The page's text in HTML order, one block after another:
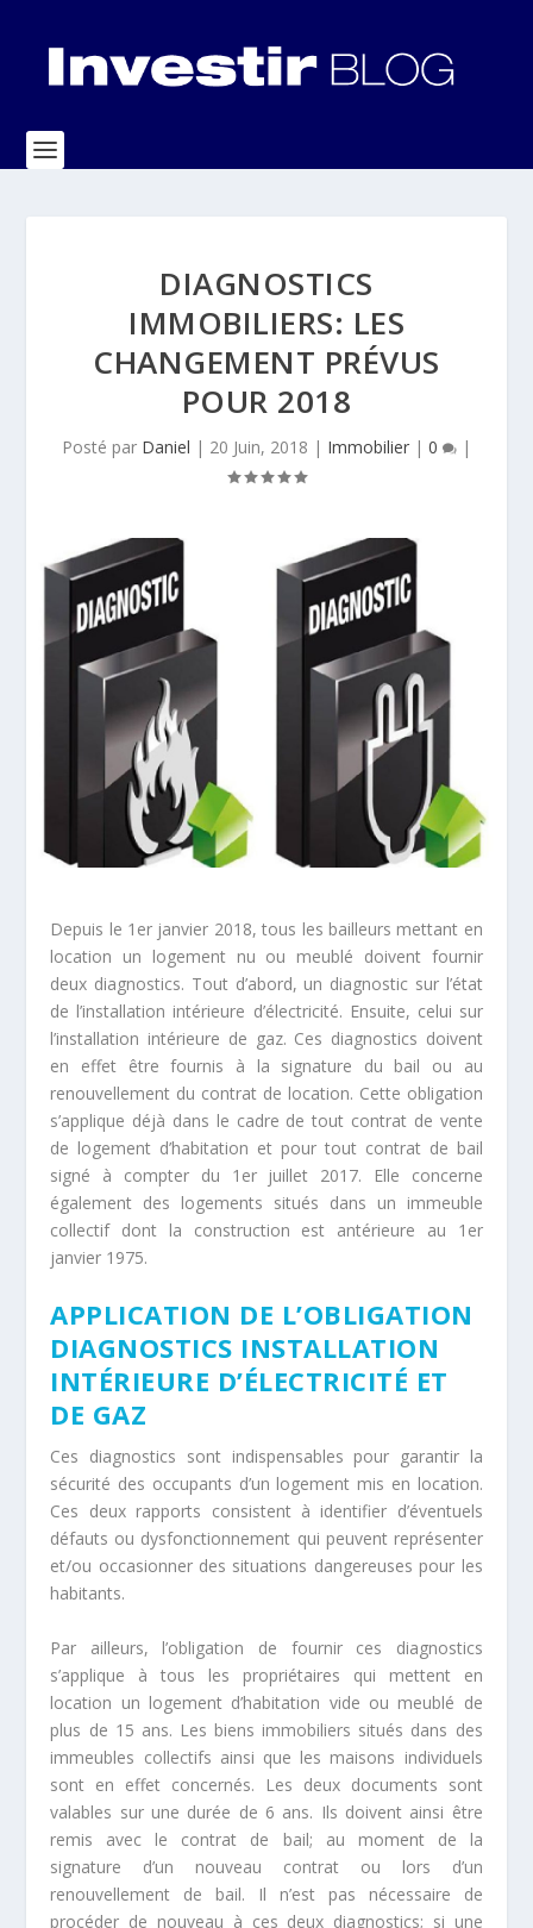
DIAGNOSTICS
IMMOBILIERS: LES
CHANGEMENT PRÉVUS
POUR 2018
Posté par Daniel | 20 Juin, 2018 | Immobilier | 0 |
Depuis le 1 er janvier 2018, tous les bailleurs mettant en
location un logement nu ou meublé doivent fournir
deux diagnostics. Tout d’abord, un diagnostic sur l’état
de l’installation intérieure d’électricité. Ensuite, celui sur
l’installation intérieure de gaz. Ces diagnostics doivent
en effet être fournis à la signature du bail ou au
renouvellement du contrat de location. Cette obligation
s’applique déjà dans le cadre de tout contrat de vente
de logement d’habitation et pour tout contrat de bail
signé à compter du 1 erjuillet 2017. Elle concerne
également des logements situés dans un immeuble
collectif dont la construction est antérieure au 1er
janvier 1975.
APPLICATION DE L’OBLIGATION
DIAGNOSTICS INSTALLATION
INTÉRIEURE D’ÉLECTRICITÉ ET
DE GAZ
Ces diagnostics sont indispensables pour garantir la
sécurité des occupants d’un logement mis en location.
Ces deux rapports consistent à identifier d’éventuels
défauts ou dysfonctionnement qui peuvent représenter
et/ou occasionner des situations dangereuses pour les
habitants.
Par ailleurs, l’obligation de fournir ces diagnostics
s’applique à tous les propriétaires qui mettent en
location un logement d’habitation vide ou meublé de
plus de 15 ans. Les biens immobiliers situés dans des
immeubles collectifs ainsi que les maisons individuels
sont en effet concernés. Les deux documents sont
valables sur une durée de 6 ans. Ils doivent ainsi être
remis avec le contrat de bail; au moment de la
signature d’un nouveau contrat ou lors d’un
renouvellement de bail. Il n’est pas nécessaire de
procéder de nouveau à ces deux diagnostics; si une